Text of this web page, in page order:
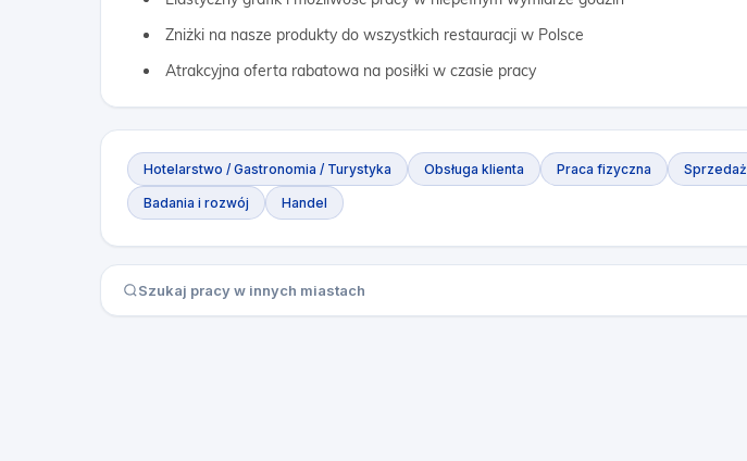
Zniżki na nasze produkty do wszystkich restauracji w Polsce
Atrakcyjna oferta rabatowa na posiłki w czasie pracy
Hotelarstwo / Gastronomia / Turystyka Obsługa klienta Praca fizyczna Sprzedaż
Badania i rozwój Handel
Szukaj pracy w innych miastach